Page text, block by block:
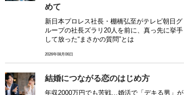
めて
新日本プロレス社長・棚橋弘至がテレビ朝日グ
ループの社長ズラリ20人を前に、真っ先に挙手
して放った“まさかの質問”とは
2026年08月06日
結婚につながる恋のはじめ方
年収2000万円でも苦戦…婚活で「デキる男」が